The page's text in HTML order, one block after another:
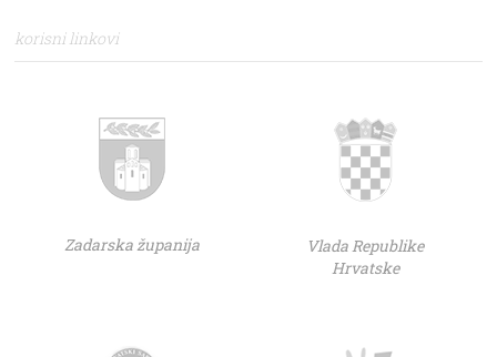
korisni linkovi
Zadarska županija
Vlada Republike
Hrvatske